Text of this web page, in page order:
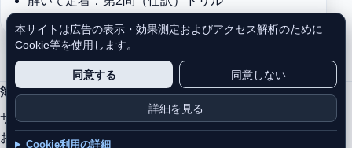
簿記トレーニングラボ
サイトについてプライバシーポリシー利用規約
お問い合わせサイト内検索
本サイトは広告の表示・効果測定およびアクセス解析のために
Cookie等を使用します。
同意する 同意しない
詳細を見る
Cookie利用の詳細